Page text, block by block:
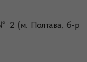
2 (м. Полтава, б-р